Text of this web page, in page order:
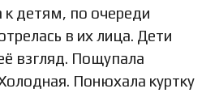
детям, по очереди
в их лица. Дети
взгляд. Пощупала
Понюхала куртку